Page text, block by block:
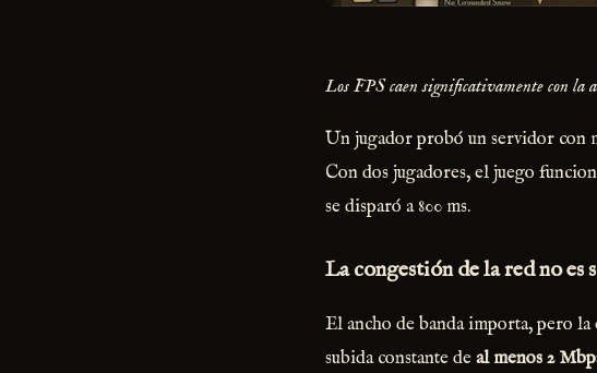
Los FPS caen significativamente con la
Un jugador probó un servidor con
Con dos jugadores, el juego
se disparó a 800 ms.
La congestión de la red no
El ancho de banda importa, pero
subida constante deal menos 2